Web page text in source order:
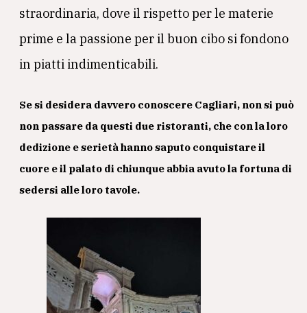
straordinaria, dove il rispetto per le materie
prime e la passione per il buon cibo si fondono
in piatti indimenticabili.
Se si desidera davvero conoscere Cagliari, non si può
non passare da questi due ristoranti, che con la loro
dedizione e serietà hanno saputo conquistare il
cuore e il palato di chiunque abbia avuto la fortuna di
sedersi alle loro tavole.